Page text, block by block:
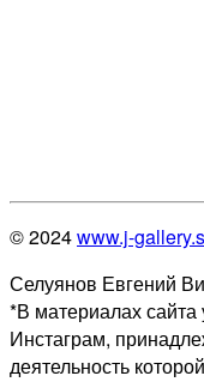
© 2024www.j-
Селуянов Евгений
*В материалах сайта
Инстаграм,
деятельность